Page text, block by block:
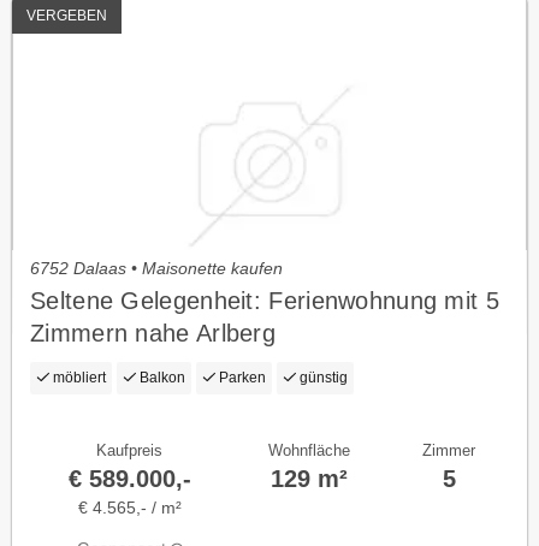
VERGEBEN
6752 Dalaas • Maisonette kaufen
Seltene Gelegenheit: Ferienwohnung mit 5
Zimmern nahe Arlberg
möbliert Balkon Parken günstig
Kaufpreis
€ 589.000,-
€ 4.565,- / m²
Wohnfläche
129 m²
Zimmer
5